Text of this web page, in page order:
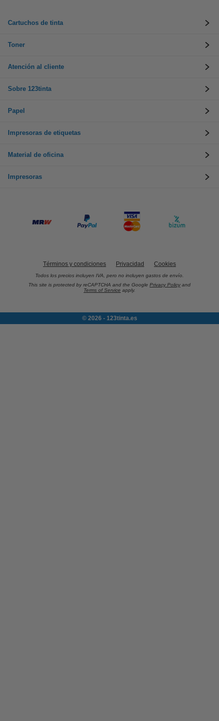
Cartuchos de tinta
Toner
Atención al cliente
Sobre 123tinta
Papel
Impresoras de etiquetas
Material de oficina
Impresoras
Términos y condiciones Privacidad Cookies
Todos los precios incluyen IVA, pero no incluyen gastos de envío.
This site is protected by reCAPTCHA and the Google Privacy Policy and
Terms of Service apply.
© 2026 - 123tinta.es